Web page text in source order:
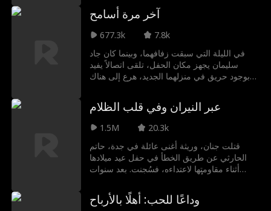
المصاب بعاهة في ساقه الذي يخفي خطته
للانتقام، أسرة مزيفة. يتحدان لمواجهة الخصوم،
فتستعيد يارا أكاديمية الفنون القتالية، ويكشف
هادي عن هويته الحقيقية ويتولى السلطة،
ويطيحان بالأعداء، ثم تنكشف الأكاذيب وتلتئم
آخر مرة أسامح
677.3k
7.8k
في الليلة التي سبقت زفافهما، وبينما كان جاد
سليمان يجهز مكان الحفل، تلقى اتصالاً يفيد
بوجود حريق في منزلهما الجديد، هرع إلى هناك
رجل آخر، لطالما تجاهلته شهد وأهملته من أجل
الآخرين، لكنه كان يظن أن الزواج سيغير كل
شيء، لكنه في تلك اللحظة، وهو يرى العلامات
الصارخة على جسدها، أدرك جاد أخيراً أن بعض
العلاقات لم تكن ملكه يوماً
عبر النيران وفي قلب الظلام
1.5M
20.3k
قتلت جنان، وريثة أغنى عائلة في جدة، حاتم
الحارثي عن طريق الخطأ في حفل عيد ميلادها
أثناء مقاومتها لاعتداءه، فسُجنت. بعد سنوات
جذريًا. مرّ بها بدر، الذي كانت تُعجب به، بنظرة
باردة كأنه لا يعرفها. عبرت جنان، وسط المحن
وداعًا للحب: أهلًا بالأرباح